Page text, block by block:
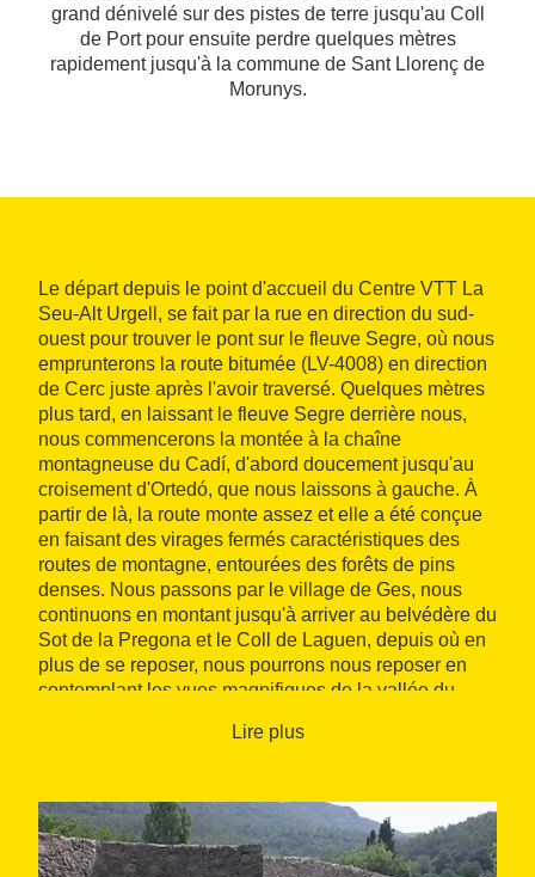
grand dénivelé sur des pistes de terre jusqu'au Coll
de Port pour ensuite perdre quelques mètres
rapidement jusqu'à la commune de Sant Llorenç de
Morunys.
Le départ depuis le point d'accueil du Centre VTT La
Seu-Alt Urgell, se fait par la rue en direction du sud-
ouest pour trouver le pont sur le fleuve Segre, où nous
emprunterons la route bitumée (LV-4008) en direction
de Cerc juste après l'avoir traversé. Quelques mètres
plus tard, en laissant le fleuve Segre derrière nous,
nous commencerons la montée à la chaîne
montagneuse du Cadí, d'abord doucement jusqu'au
croisement d'Ortedó, que nous laissons à gauche. À
partir de là, la route monte assez et elle a été conçue
en faisant des virages fermés caractéristiques des
routes de montagne, entourées des forêts de pins
denses. Nous passons par le village de Ges, nous
continuons en montant jusqu'à arriver au belvédère du
Sot de la Pregona et le Coll de Laguen, depuis où en
plus de se reposer, nous pourrons nous reposer en
contemplant les vues magnifiques de la vallée du
dépassé, la route monte doucement jusqu'à s'aplanir
vers Fórnols. Ce tronçon coïncide avec la Bóveda
dans le Cadí du Centre VTT de l'Alt Urgell et la route
Lire plus